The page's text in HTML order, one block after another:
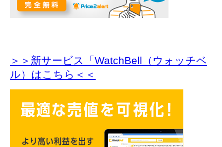
＞＞新サービス「WatchBell（ウォッチベ
ル）はこちら＜＜